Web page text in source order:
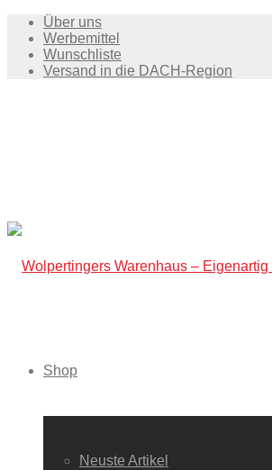
Über uns
Werbemittel
Wunschliste
Versand in die DACH-Region
Shop
Neuste Artikel